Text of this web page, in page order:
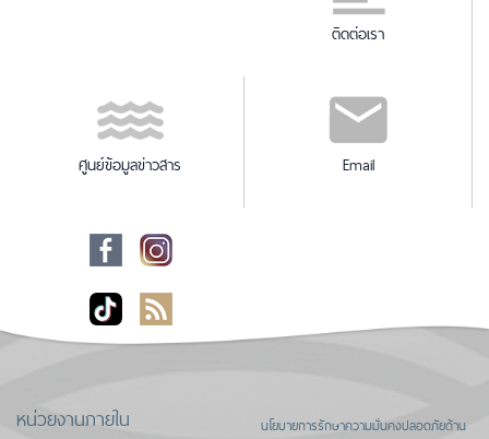
ติดต่อเรา
ศูนย์ข้อมูลข่าวสาร Email
หน่วยงานภายใน
นโยบายการรักษาความมั่นคงปลอดภัยด้าน